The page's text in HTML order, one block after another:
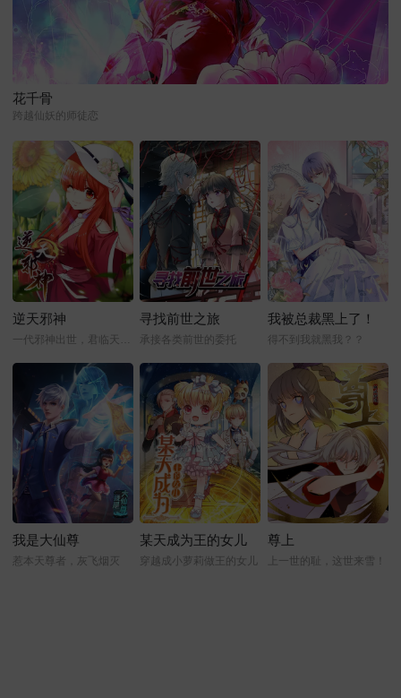
花千骨
跨越仙妖的师徒恋
逆天邪神 寻找前世之旅
承接各类前世的委托
我被总裁黑上了！
得不到我就黑我？？
我是大仙尊
惹本天尊者，灰飞烟灭
某天成为王的女儿
穿越成小萝莉做王的女儿
尊上
上一世的耻，这世来雪！